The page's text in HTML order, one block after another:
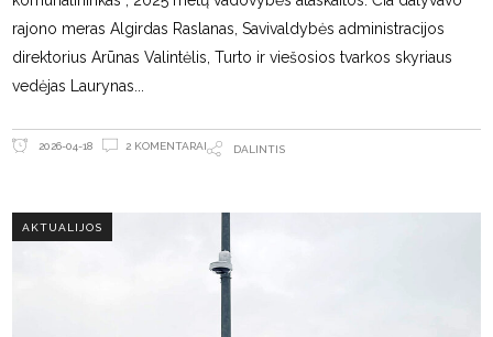
rajono meras Algirdas Raslanas, Savivaldybės administracijos
direktorius Arūnas Valintėlis, Turto ir viešosios tvarkos skyriaus
vedėjas Laurynas
2026-04-18 2 KOMENTARAI DALINTIS
AKTUALIJOS